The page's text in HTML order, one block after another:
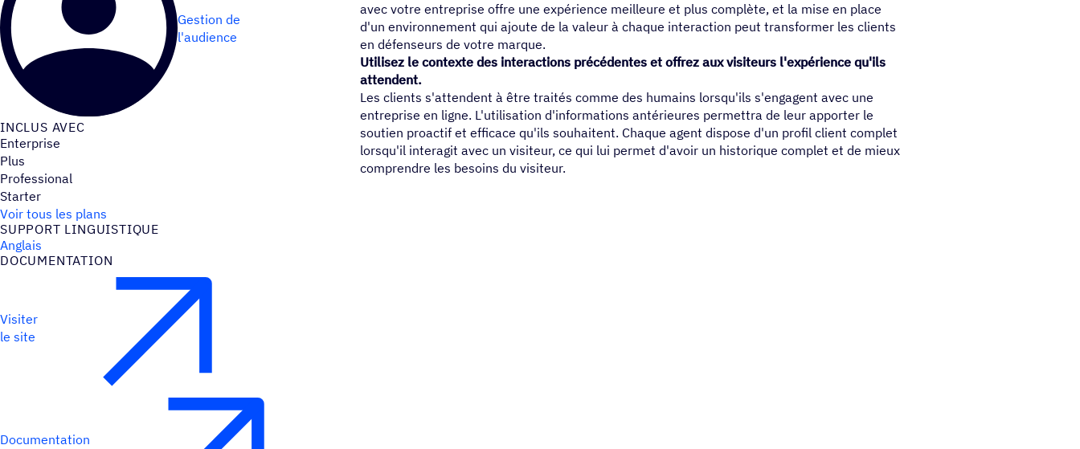
Gestion de
l'audience
INCLUS AVEC
Enterprise
Plus
Professional
Starter
Voir tous les plans
SUPPORT LINGUIS­TIQUE
Anglais
DOCU­MEN­TA­TION
Visiter
le site
Documentation
avec votre entreprise offre une expérience meilleure et plus complète, et la mise en place
d'un environnement qui ajoute de la valeur à chaque interaction peut transformer les clients
en défenseurs de votre marque.
Utilisez le contexte des interactions précédentes et offrez aux visiteurs l'expérience qu'ils
attendent.
Les clients s'attendent à être traités comme des humains lorsqu'ils s'engagent avec une
entreprise en ligne. L'utilisation d'informations antérieures permettra de leur apporter le
soutien proactif et efficace qu'ils souhaitent. Chaque agent dispose d'un profil client complet
lorsqu'il interagit avec un visiteur, ce qui lui permet d'avoir un historique complet et de mieux
comprendre les besoins du visiteur.